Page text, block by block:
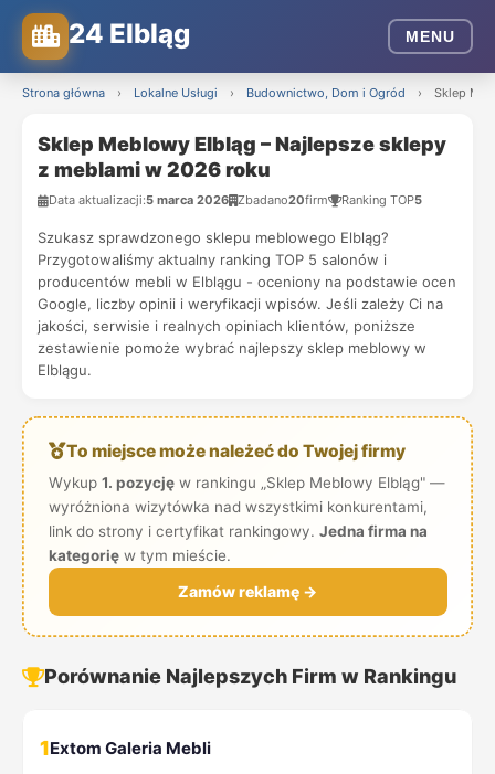
24 Elbląg MENU
Strona główna › Lokalne Usługi › Budownictwo, Dom i Ogród › Sklep
Sklep Meblowy Elbląg – Najlepsze sklepy
z meblami w 2026 roku
Data aktualizacji:5 marca 2026 Zbadano20firm Ranking TOP5
Szukasz sprawdzonego sklepu meblowego Elbląg?
Przygotowaliśmy aktualny ranking TOP 5 salonów i
producentów mebli w Elblągu - oceniony na podstawie ocen
Google, liczby opinii i weryfikacji wpisów. Jeśli zależy Ci na
jakości, serwisie i realnych opiniach klientów, poniższe
zestawienie pomoże wybrać najlepszy sklep meblowy w
Elblągu.
To miejsce może należeć do Twojej firmy
Wykup 1. pozycjęw rankingu „Sklep Meblowy Elbląg" —
wyróżniona wizytówka nad wszystkimi konkurentami,
link do strony i certyfikat rankingowy. Jedna firma na
kategorięw tym mieście.
Zamów reklamę →
Porównanie Najlepszych Firm w Rankingu
1